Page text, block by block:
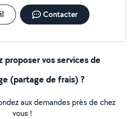
Contacter
proposer vos services de
(partage de frais) ?
aux demandes près de chez
vous !